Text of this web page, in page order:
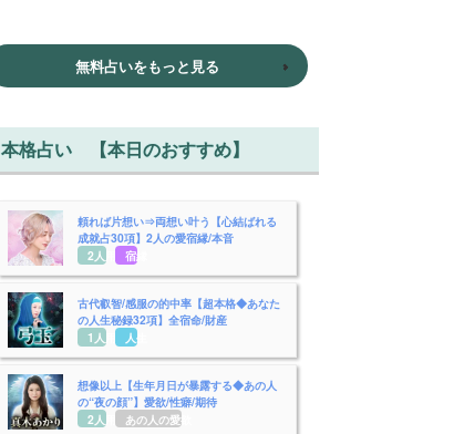
無料占いをもっと見る
本格占い 【本日のおすすめ】
頼れば片想い⇒両想い叶う【心結ばれる
成就占30項】2人の愛宿縁/本音
2人用 宿縁
古代叡智/感服の的中率【超本格◆あなた
の人生秘録32項】全宿命/財産
1人用
人生
想像以上【生年月日が暴露する◆あの人
の“夜の顔”】愛欲/性癖/期待
2人用
あの人の愛欲